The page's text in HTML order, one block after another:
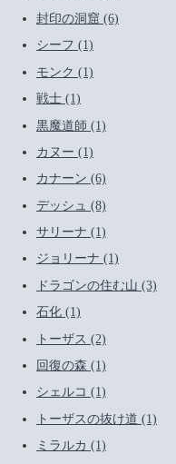
封印の洞窟 (6)
シーフ (1)
モンク (1)
戦士 (1)
黒魔道師 (1)
カヌー (1)
カナーン (6)
デッシュ (8)
サリーナ (1)
ジョリーナ (1)
ドラゴンの住む山 (3)
石化 (1)
トーザス (2)
回復の森 (1)
シェルコ (1)
トーザスの抜け道 (1)
ミラルカ (1)